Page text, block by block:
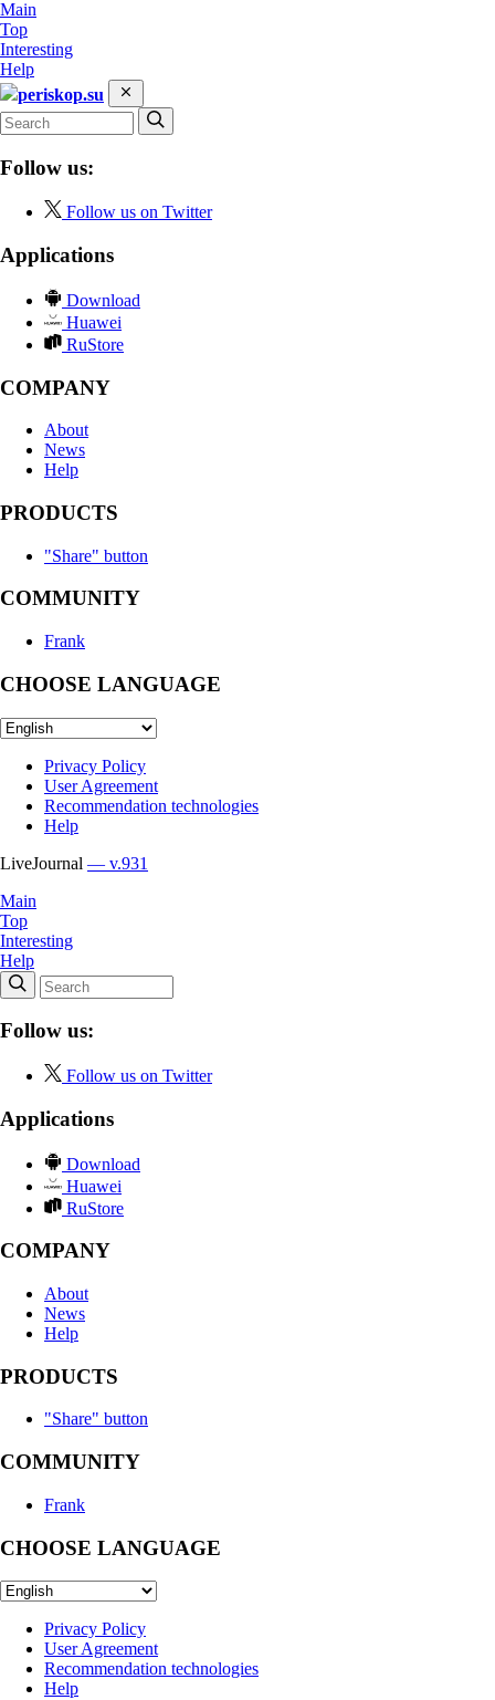
Main
Top
Interesting
Help
periskop.su
Follow us:
Follow us on Twitter
Applications
Download
Huawei
RuStore
COMPANY
About
News
Help
PRODUCTS
"Share" button
COMMUNITY
Frank
CHOOSE LANGUAGE
Privacy Policy
User Agreement
Recommendation technologies
Help
LiveJournal — v.931
Main
Top
Interesting
Help
Follow us:
Follow us on Twitter
Applications
Download
Huawei
RuStore
COMPANY
About
News
Help
PRODUCTS
"Share" button
COMMUNITY
Frank
CHOOSE LANGUAGE
Privacy Policy
User Agreement
Recommendation technologies
Help